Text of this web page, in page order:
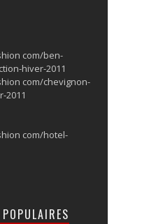
com/ben-
hiver-2011
com/chevignon-
2011
com/hotel-